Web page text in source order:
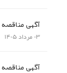
آگهی مناقصه
۰۳ مرداد ۱۴۰۵
آگهی